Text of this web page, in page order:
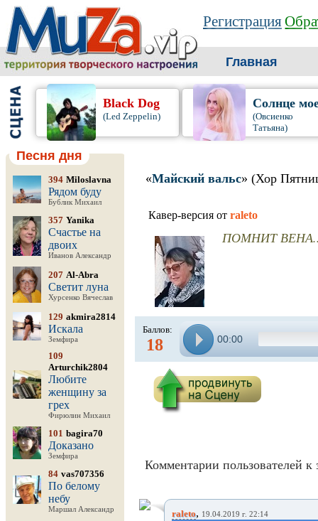
Регистрация
Главная
Black Dog
(Led Zeppelin)
Солнце
(Овсиенко
Татьяна)
Песня дня
394 Miloslavna
Рядом буду
Бублик Михаил
357 Yanika
Счастье на
двоих
Иванов Александр
207 Al-Abra
Светит луна
Хурсенко Вячеслав
129 akmira2814
Искала
Земфира
109
Arturchik2804
Любите
женщину за
грех
Фирюлин Михаил
101 bagira70
Доказано
Земфира
84 vas707356
По белому
небу
Маршал Александр
«Майский вальс» (Хор
Кавер-версия от raleto
ПОМНИТ
Баллов:
18 00:00
Комментарии пользователей к
raleto, 19.04.2019 г. 22:14